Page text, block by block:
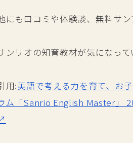
にも口コミや体験談、無料サ
ンリオの知育教材が気になっ
用:英語で考える力を育て、お
ム「Sanrio English Master」